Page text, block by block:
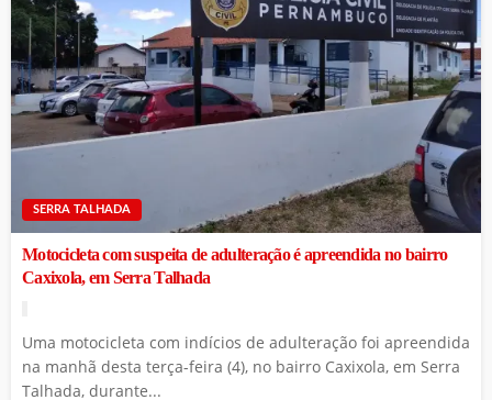
SERRA TALHADA
Motocicleta com suspeita de adulteração é apreendida no bairro
Caxixola, em Serra Talhada
Uma motocicleta com indícios de adulteração foi apreendida
na manhã desta terça-feira (4), no bairro Caxixola, em Serra
Talhada, durante...